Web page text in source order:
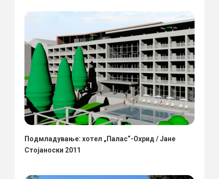
Подмладување: хотел „Палас“-Охрид / Јане
Стојаноски 2011